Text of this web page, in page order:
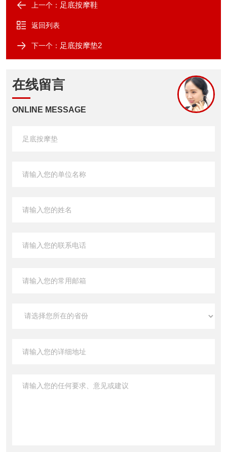
上一个： 足底按摩鞋
返回列表
下一个： 足底按摩垫2
在线留言
ONLINE MESSAGE